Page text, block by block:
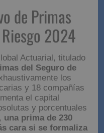
de Primas
2024
Actuarial, titulado
del Seguro de
los
y 18 compañías
el capital
y porcentuales
una prima de 230
cara si se formaliza